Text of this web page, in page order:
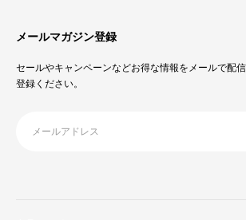
メールマガジン登録
セールやキャンペーンなどお得な情報をメールで配
登録ください。